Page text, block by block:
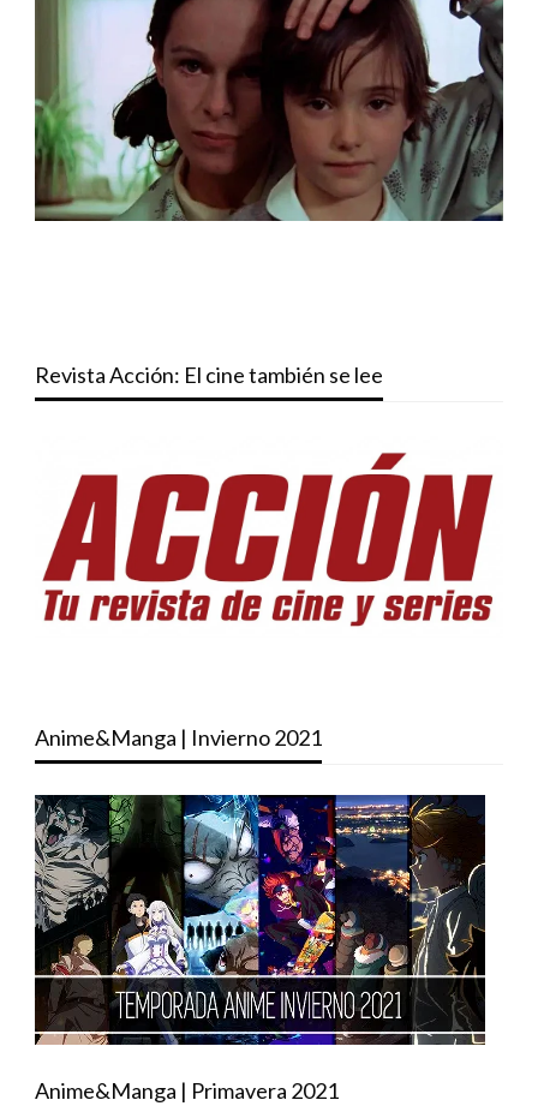
Revista Acción: El cine también se lee
Anime&Manga | Invierno 2021
Anime&Manga | Primavera 2021